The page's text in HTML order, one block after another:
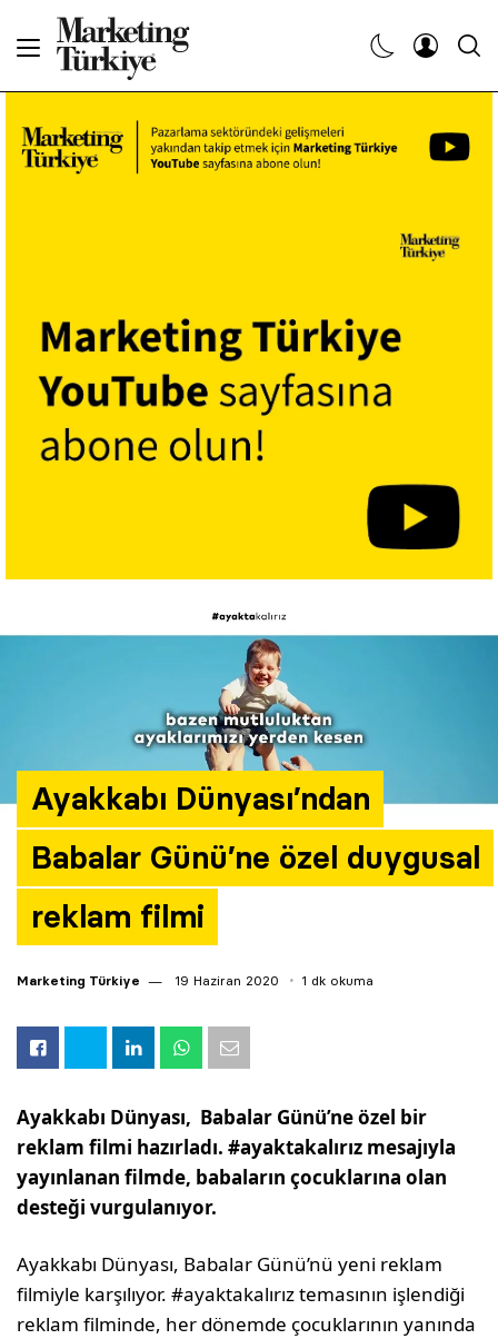
Ayakkabı Dünyası’ndan
Babalar Günü’ne özel duygusal
reklam filmi
Marketing Türkiye 19 Haziran 2020 1 dk okuma
Ayakkabı Dünyası, Babalar Günü’ne özel bir
reklam filmi hazırladı. #ayaktakalırız mesajıyla
yayınlanan filmde, babaların çocuklarına olan
desteği vurgulanıyor.
Ayakkabı Dünyası, Babalar Günü’nü yeni reklam
filmiyle karşılıyor. #ayaktakalırız temasının işlendiği
reklam filminde, her dönemde çocuklarının yanında
Haberler
Etkinlikler
Söyleşiler
Kariyer
Araştırma